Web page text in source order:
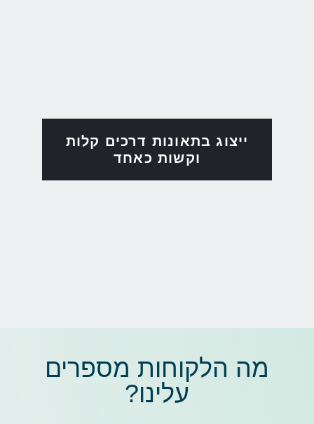
ייצוג בתאונות דרכים קלות
וקשות כאחד
מה הלקוחות מספרים
עלינו?